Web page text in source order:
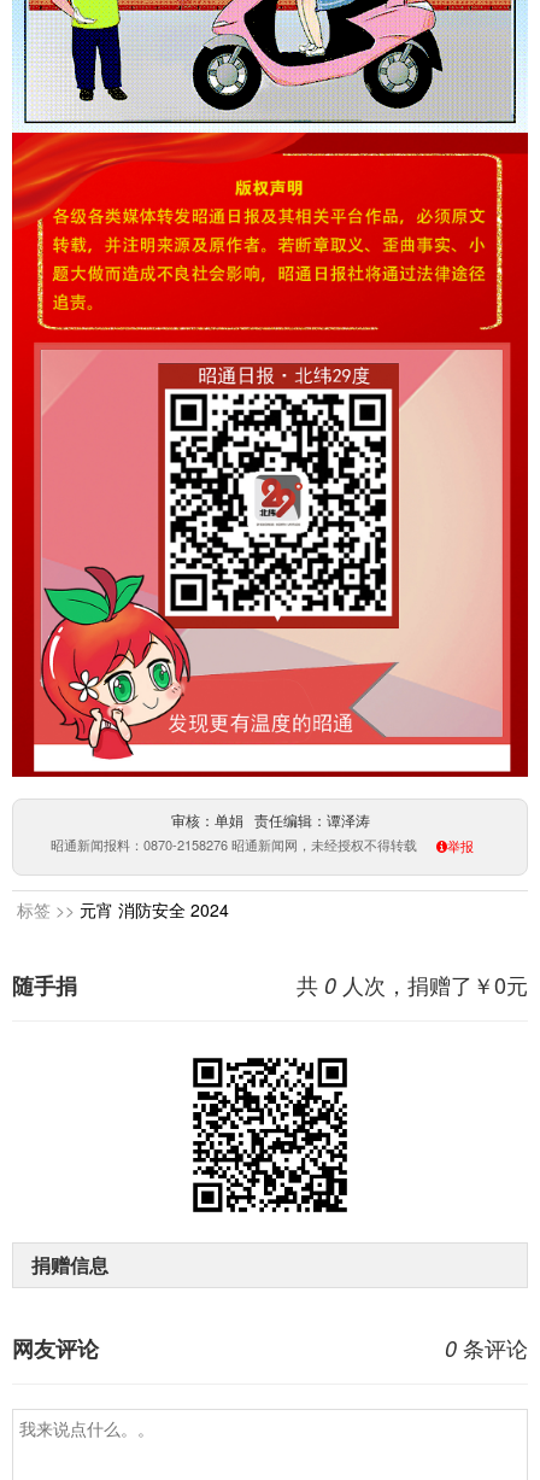
审核：单娟 责任编辑：谭泽涛
昭通新闻报料：0870-2158276 昭通新闻网，未经授权不得转载 举报
标签 >> 元宵 消防安全 2024
共 0 人次，捐赠了￥0元
随手捐
捐赠信息
0 条评论
网友评论